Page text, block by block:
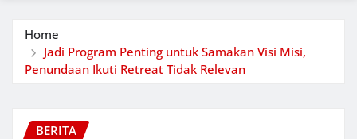
Home
Jadi Program Penting untuk Samakan Visi Misi,
Penundaan Ikuti Retreat Tidak Relevan
BERITA